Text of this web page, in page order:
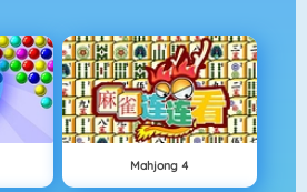
Mahjong 4